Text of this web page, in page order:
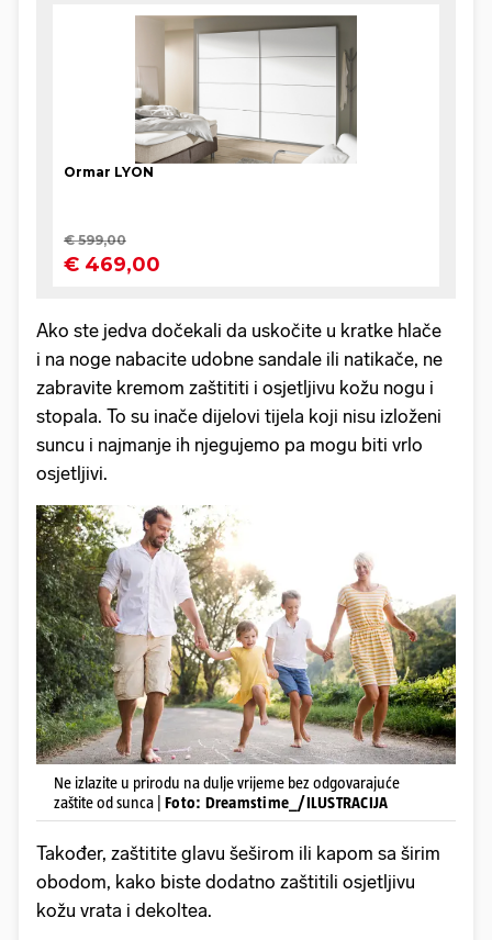
Ako ste jedva dočekali da uskočite u kratke hlače
i na noge nabacite udobne sandale ili natikače, ne
zabravite kremom zaštititi i osjetljivu kožu nogu i
stopala. To su inače dijelovi tijela koji nisu izloženi
suncu i najmanje ih njegujemo pa mogu biti vrlo
osjetljivi.
Ne izlazite u prirodu na dulje vrijeme bez odgovarajuće
zaštite od sunca | Foto: Dreamstime_/ILUSTRACIJA
Također, zaštitite glavu šeširom ili kapom sa širim
obodom, kako biste dodatno zaštitili osjetljivu
kožu vrata i dekoltea.